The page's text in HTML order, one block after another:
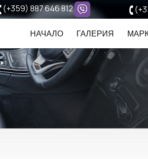
(+359) 887 646 812
НАЧАЛО ГАЛЕРИЯ